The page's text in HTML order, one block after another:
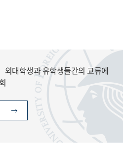
문화축전준비위원회
외대학생과 유학생들간의 교류에